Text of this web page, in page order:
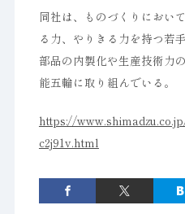
同社は、ものづくりにおい
る力、やりきる力を持つ若
部品の内製化や生産技術力
能五輪に取り組んでいる。
https://
c2j91v.html